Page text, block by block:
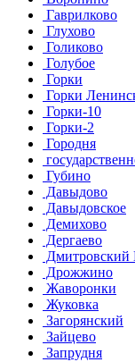
Гаврилково
Глухово
Голиково
Голубое
Горки
Горки
Горки-10
Горки-2
Городня
Губино
Давыдово
Давыдовское
Демихово
Дергаево
Дмитровский
Дрожжино
Жаворонки
Жуковка
Загорянский
Зайцево
Запрудня